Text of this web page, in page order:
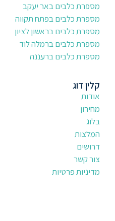
מספרת כלבים באר יעקב
מספרת כלבים בפתח תקווה
מספרת כלבים בראשון לציון
מספרת כלבים ברמלה לוד
מספרת כלבים ברעננה
קלין דוג
אודות
מחירון
בלוג
המלצות
דרושים
צור קשר
מדיניות פרטיות